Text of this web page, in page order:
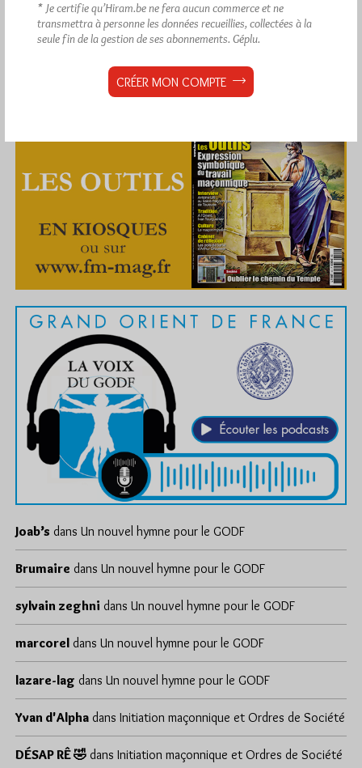
Joab’s dans Un nouvel hymne pour le GODF
Brumaire dans Un nouvel hymne pour le GODF
sylvain zeghni dans Un nouvel hymne pour le GODF
marcorel dans Un nouvel hymne pour le GODF
lazare-lag dans Un nouvel hymne pour le GODF
Yvan d'Alpha dans Initiation maçonnique et Ordres de Société
DÉSAP RÊ 🤣 dans Initiation maçonnique et Ordres de Société
* Je certifie qu’Hiram.be ne fera aucun commerce et ne
transmettra à personne les données recueillies, collectées à la
seule fin de la gestion de ses abonnements. Géplu.
CRÉER MON COMPTE